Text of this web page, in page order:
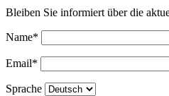
Bleiben Sie informiert über die
Name*
Email*
Sprache